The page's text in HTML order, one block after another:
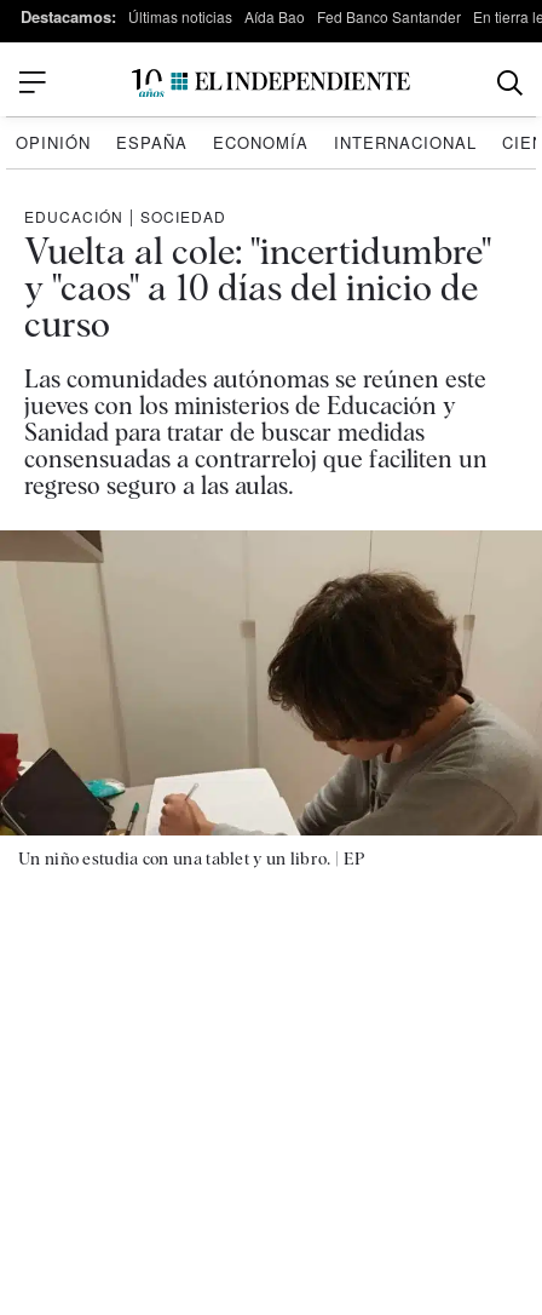
Destacamos: Últimas noticias Aída Bao Fed Banco Santander En tierra
OPINIÓN ESPAÑA ECONOMÍA INTERNACIONAL
EDUCACIÓN | SOCIEDAD
Vuelta al cole: "incertidumbre"
y "caos" a 10 días del inicio de
curso
Las comunidades autónomas se reúnen este
jueves con los ministerios de Educación y
Sanidad para tratar de buscar medidas
consensuadas a contrarreloj que faciliten un
regreso seguro a las aulas.
Un niño estudia con una tablet y un libro. | EP